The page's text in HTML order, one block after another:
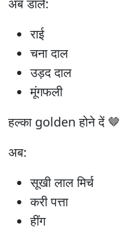
राई
चना दाल
उड़द दाल
मूंगफली
हल्का golden होने दें 🤎
अब:
सूखी लाल मिर्च
करी पत्ता
हींग